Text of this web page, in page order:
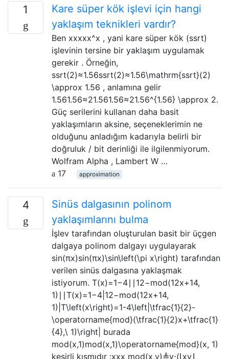
1
Kare süper kök işlevi için hangi
yaklaşım teknikleri vardır?
Ben xxxxx^x , yani kare süper kök (ssrt)
işlevinin tersine bir yaklaşım uygulamak
gerekir . Örneğin,
ssrt(2)≈1.56ssrt(2)≈1.56\mathrm{ssrt}(2)
\approx 1.56 , anlamına gelir
1.561.56≈21.561.56≈21.56^{1.56} \approx 2.
Güç serilerini kullanan daha basit
yaklaşımların aksine, seçeneklerimin ne
olduğunu anladığım kadarıyla belirli bir
doğruluk / bit derinliği ile ilgilenmiyorum.
Wolfram Alpha , Lambert W …
17
approximation
4
Sinüs dalgasının polinom
yaklaşımlarını bulma
İşlev tarafından oluşturulan basit bir üçgen
dalgaya polinom dalgayı uygulayarak
sin(πx)sin⁡(πx)\sin\left(\pi x\right) tarafından
verilen sinüs dalgasına yaklaşmak
istiyorum. T(x)=1−4∣∣12−mod(12x+14,
1)∣∣T(x)=1−4|12−mod⁡(12x+14,
1)|T\left(x\right)=1-4\left|\tfrac{1}{2}-
\operatorname{mod}(\tfrac{1}{2}x+\tfrac{1}
{4},\ 1)\right| burada
mod(x,1)mod⁡(x,1)\operatorname{mod}(x, 1)
kesirli kısmıdır :xxx mod(x,y)≜y⋅(⌊xy⌋